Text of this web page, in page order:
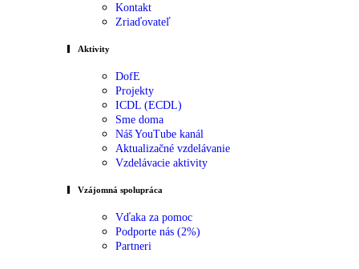
Kontakt
Zriaďovateľ
Aktivity
DofE
Projekty
ICDL (ECDL)
Sme doma
Náš YouTube kanál
Aktualizačné vzdelávanie
Vzdelávacie aktivity
Vzájomná spolupráca
Vďaka za pomoc
Podporte nás (2%)
Partneri